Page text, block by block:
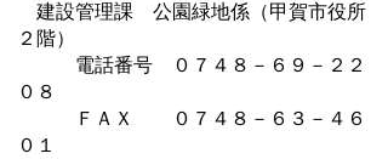
建設管理課 公園緑地係（甲賀市役所
２階）
電話番号 ０７４８－６９－２２
０８
ＦＡＸ ０７４８－６３－４６
０１